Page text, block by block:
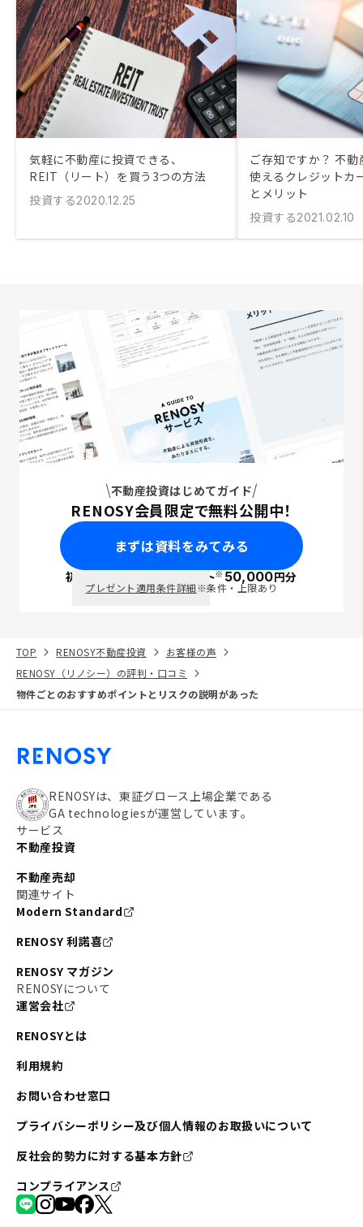
気軽に不動産に投資できる、
REIT（リート）を買う3つの方法
投資する2020.12.25
ご存知ですか？ 不
使えるクレジットカ
とメリット
投資する2021.02.10
不動産投資はじめてガイド
RENOSY会員限定で無料公開中！
まずは資料をみてみる
初回面談で ポイント※50,000円分
プレゼント適用条件詳細※条件・上限あり
TOP RENOSY不動産投資
お客様の声
RENOSY（リノシー）の評判・口コミ
物件ごとのおすすめポイントとリスクの説明があった
RENOSYは、東証グロース上場企業である
GA technologiesが運営しています。
サービス
不動産投資
不動産売却
関連サイト
Modern Standard
RENOSY 利諾喜
RENOSY マガジン
RENOSYについて
運営会社
RENOSYとは
利用規約
お問い合わせ窓口
プライバシーポリシー及び個人情報のお取扱いについて
反社会的勢力に対する基本方針
コンプライアンス